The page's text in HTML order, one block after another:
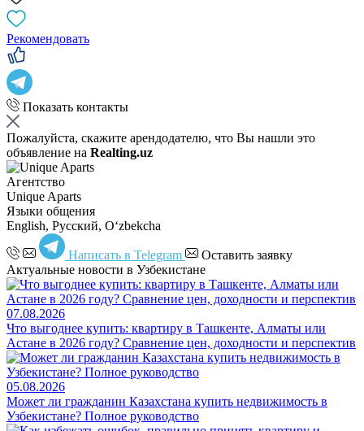
Рекомендовать
Показать контакты
Пожалуйста, скажите арендодателю, что Вы нашли это
объявление на Realting.uz
Агентство
Unique Aparts
Языки общения
English, Русский, Oʻzbekcha
Написать в Telegram
Оставить заявку
Актуальные новости в Узбекистане
07.08.2026
Что выгоднее купить: квартиру в Ташкенте, Алматы или
Астане в 2026 году? Сравнение цен, доходности и перспектив
05.08.2026
Может ли гражданин Казахстана купить недвижимость в
Узбекистане? Полное руководство